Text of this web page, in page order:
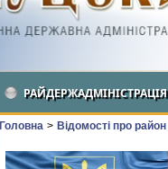
РАЙДЕРЖАДМІНІСТРАЦІЯ
Головна > Відомості про район